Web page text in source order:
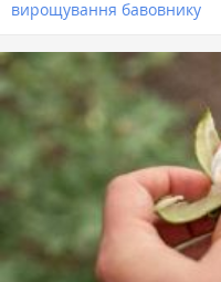
вирощування бавовнику